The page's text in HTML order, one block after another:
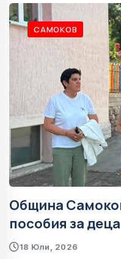
САМОКОВ
Община
пособия за
18 Юли, 2026